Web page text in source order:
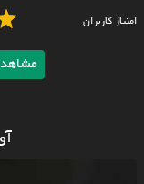
امتیاز کاربران